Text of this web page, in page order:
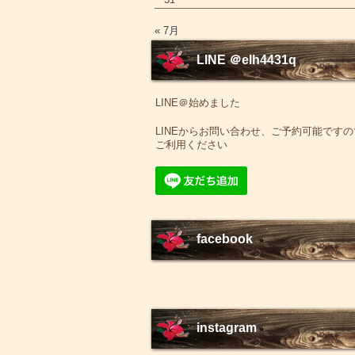
« 7月
LINE ＠elh4431q
LINE＠始めました
LINEからお問い合わせ、ご予約可能です
ご利用ください
facebook
instagram